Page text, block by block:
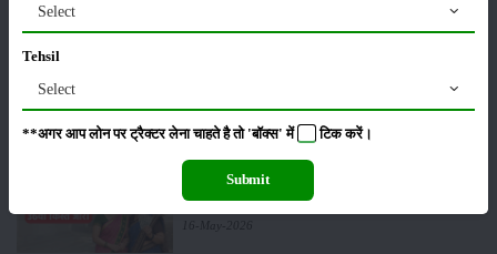
लाड़ली बहना योजना की 36वीं किस्त जारी, करोड़ों महिलाओं के
खातों में पहुंचे 1500 रुपये
16-May-2026
Select
Tehsil
Select
**अगर आप लोन पर ट्रैक्टर लेना चाहते है तो 'बॉक्स' में टिककरें।
Submit